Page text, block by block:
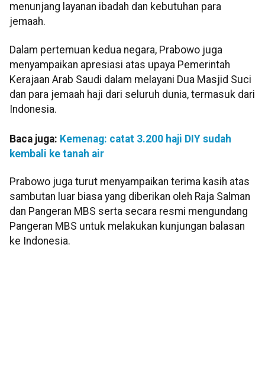
menunjang layanan ibadah dan kebutuhan para
jemaah.
Dalam pertemuan kedua negara, Prabowo juga
menyampaikan apresiasi atas upaya Pemerintah
Kerajaan Arab Saudi dalam melayani Dua Masjid Suci
dan para jemaah haji dari seluruh dunia, termasuk dari
Indonesia.
Baca juga: Kemenag: catat 3.200 haji DIY sudah
kembali ke tanah air
Prabowo juga turut menyampaikan terima kasih atas
sambutan luar biasa yang diberikan oleh Raja Salman
dan Pangeran MBS serta secara resmi mengundang
Pangeran MBS untuk melakukan kunjungan balasan
ke Indonesia.